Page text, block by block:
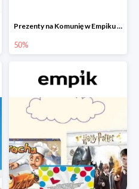
Prezenty na Komunię w Empiku do -50%
50%